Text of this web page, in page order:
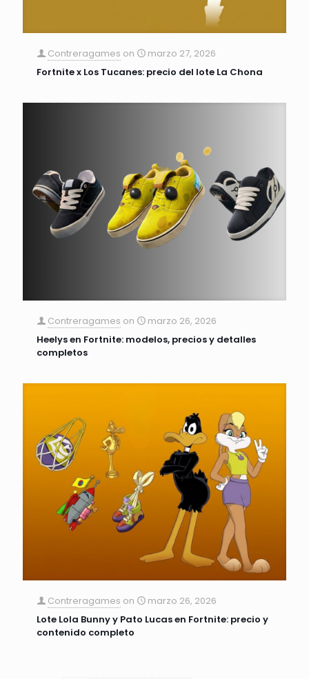
Contreragames on
marzo 27, 2026
Fortnite x Los Tucanes: precio del lote La Chona
Contreragames on
marzo 26, 2026
Heelys en Fortnite: modelos, precios y detalles
completos
Contreragames on
marzo 26, 2026
Lote Lola Bunny y Pato Lucas en Fortnite: precio y
contenido completo